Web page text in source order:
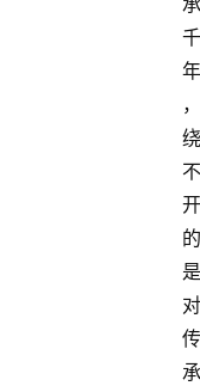
千
年
，
绕
不
开
的
是
对
传
承